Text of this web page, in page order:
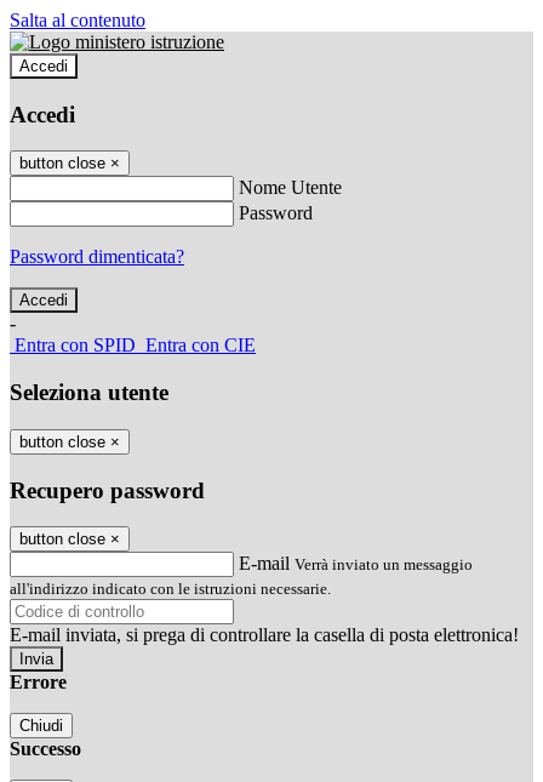
Salta al contenuto
Accedi
Accedi
button close ×
Nome Utente
Password
Password dimenticata?
-
Entra con SPID Entra con CIE
Seleziona utente
button close ×
Recupero password
button close ×
E-mail Verrà inviato un messaggio
all'indirizzo indicato con le istruzioni necessarie.
E-mail inviata, si prega di controllare la casella di posta elettronica!
Errore
Chiudi
Successo